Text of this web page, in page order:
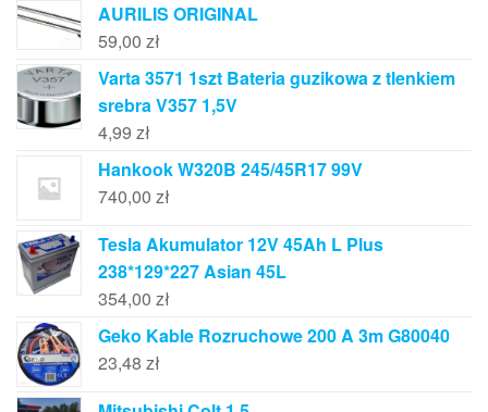
AURILIS ORIGINAL
59,00 zł
Varta 3571 1szt Bateria guzikowa z tlenkiem
srebra V357 1,5V
4,99 zł
Hankook W320B 245/45R17 99V
740,00 zł
Tesla Akumulator 12V 45Ah L Plus
238*129*227 Asian 45L
354,00 zł
Geko Kable Rozruchowe 200 A 3m G80040
23,48 zł